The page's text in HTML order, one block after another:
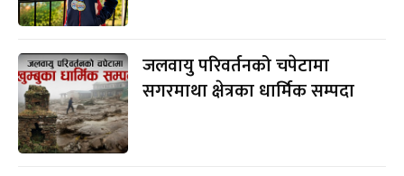
जलवायु परिवर्तनको चपेटामा
सगरमाथा क्षेत्रका धार्मिक सम्पदा